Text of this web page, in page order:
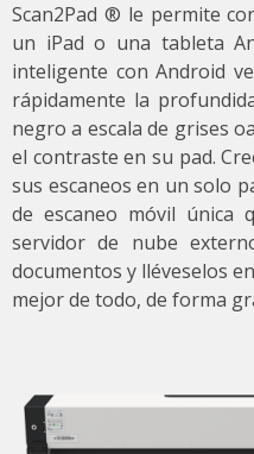
Scan2Pad ® le permite
un iPad o una tableta
inteligente con Android
rápidamente la
negro a escala de grises
el contraste en su pad.
sus escaneos en un solo
de escaneo móvil única
servidor de nube
documentos y lléveselos
mejor de todo, de forma